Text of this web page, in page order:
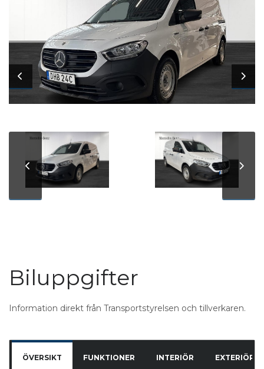
Biluppgifter
Information direkt från Transportstyrelsen och tillverkaren.
ÖVERSIKT FUNKTIONER INTERIÖR EXTERIÖR